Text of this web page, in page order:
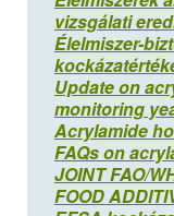
vizsgálati
Élelmiszer-
Update on
monitoring
Acrylamide
FAQs on
JOINT FAO/
FOOD